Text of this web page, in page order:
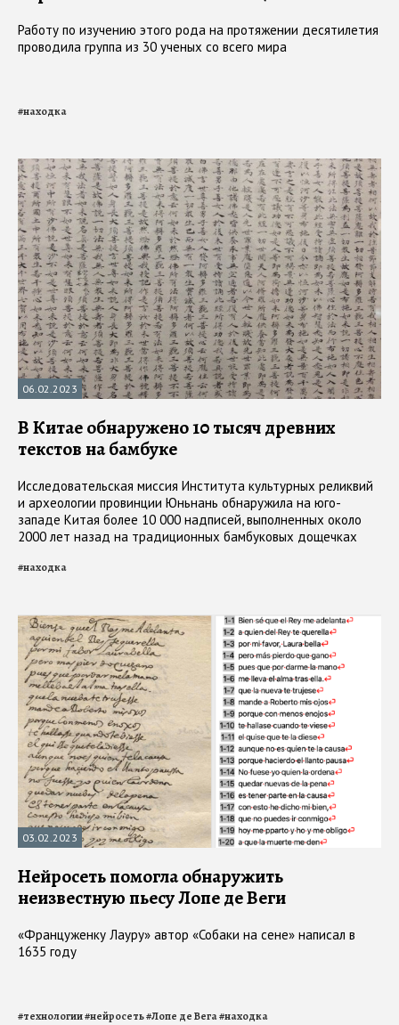
Работу по изучению этого рода на протяжении десятилетия
проводила группа из 30 ученых со всего мира
#находка
06.02.2023
В Китае обнаружено 10 тысяч древних
текстов на бамбуке
Исследовательская миссия Института культурных реликвий
и археологии провинции Юньнань обнаружила на юго-
западе Китая более 10 000 надписей, выполненных около
2000 лет назад на традиционных бамбуковых дощечках
#находка
03.02.2023
Нейросеть помогла обнаружить
неизвестную пьесу Лопе де Веги
«Француженку Лауру» автор «Собаки на сене» написал в
1635 году
#технологии#нейросеть#Лопе де Вега#находка